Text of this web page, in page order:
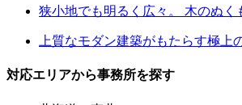
狭小地でも明るく広々。 木のぬ
上質なモダン建築がもたらす極
対応エリアから事務所を探す